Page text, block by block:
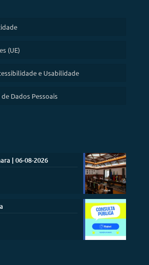
(UE)
e Usabilidade
Dados Pessoais
| 06-08-2026